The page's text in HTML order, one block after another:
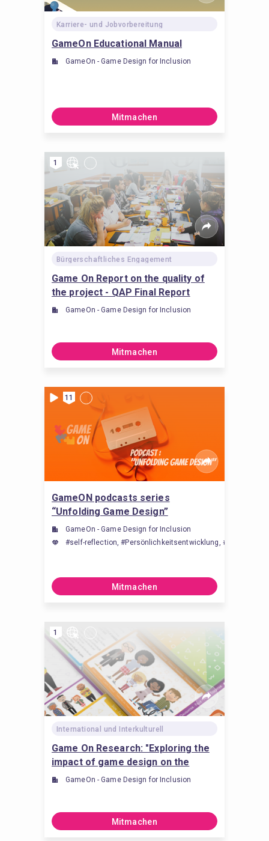
Karriere- und Jobvorbereitung
GameOn Educational Manual
GameOn - Game Design for Inclusion
Mitmachen
1
Bürgerschaftliches Engagement
Game On Report on the quality of
the project - QAP Final Report
GameOn - Game Design for Inclusion
Mitmachen
11
GameON podcasts series
“Unfolding Game Design”
GameOn - Game Design for Inclusion
#self-reflection, #Persönlichkeitsentwicklung, #active
Mitmachen
1
International und Interkulturell
Game On Research: "Exploring the
impact of game design on the
promotion of inclusion"
GameOn - Game Design for Inclusion
Mitmachen